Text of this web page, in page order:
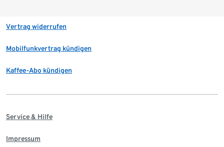
Vertrag widerrufen
Mobilfunkvertrag kündigen
Kaffee-Abo kündigen
Service & Hilfe
Impressum